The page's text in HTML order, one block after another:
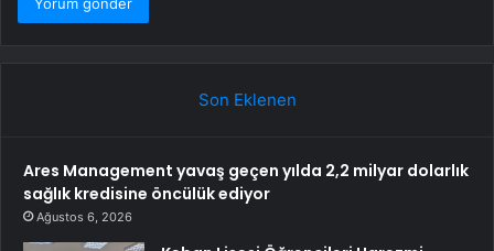
Son Eklenen
Ares Management yavaş geçen yılda 2,2 milyar dolarlık
sağlık kredisine öncülük ediyor
Ağustos 6, 2026